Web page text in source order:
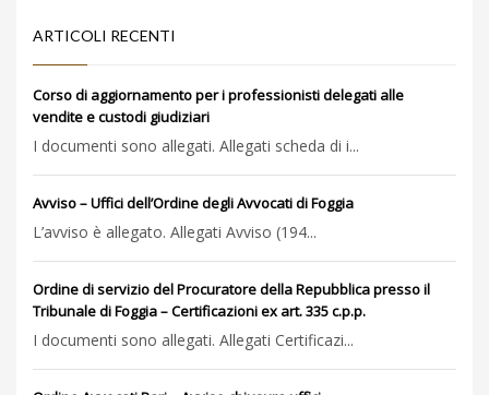
ARTICOLI RECENTI
Corso di aggiornamento per i professionisti delegati alle
vendite e custodi giudiziari
I documenti sono allegati. Allegati scheda di i...
Avviso – Uffici dell’Ordine degli Avvocati di Foggia
L’avviso è allegato. Allegati Avviso (194...
Ordine di servizio del Procuratore della Repubblica presso il
Tribunale di Foggia – Certificazioni ex art. 335 c.p.p.
I documenti sono allegati. Allegati Certificazi...